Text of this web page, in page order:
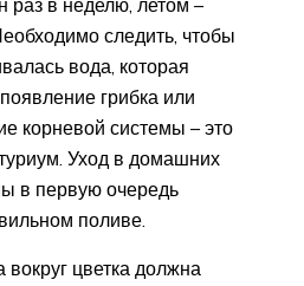
раз в неделю, летом –
следить, чтобы
вода, которая
грибка или
корневой системы – это
Уход в домашних
в первую очередь
поливе.
вокруг цветка должна